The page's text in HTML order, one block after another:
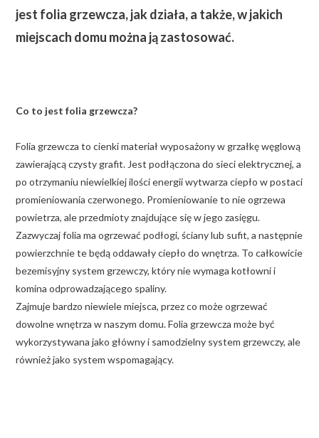
jest folia grzewcza, jak działa, a także, w jakich
miejscach domu można ją zastosować.
Co to jest folia grzewcza?
Folia grzewcza to cienki materiał wyposażony w grzałkę węglową
zawierającą czysty grafit. Jest podłączona do sieci elektrycznej, a
po otrzymaniu niewielkiej ilości energii wytwarza ciepło w postaci
promieniowania czerwonego. Promieniowanie to nie ogrzewa
powietrza, ale przedmioty znajdujące się w jego zasięgu.
Zazwyczaj folia ma ogrzewać podłogi, ściany lub sufit, a następnie
powierzchnie te będą oddawały ciepło do wnętrza. To całkowicie
bezemisyjny system grzewczy, który nie wymaga kotłowni i
komina odprowadzającego spaliny.
Zajmuje bardzo niewiele miejsca, przez co może ogrzewać
dowolne wnętrza w naszym domu. Folia grzewcza może być
wykorzystywana jako główny i samodzielny system grzewczy, ale
również jako system wspomagający.